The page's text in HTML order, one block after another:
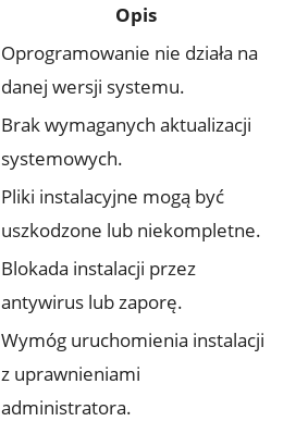
Opis
Oprogramowanie nie działa na
danej wersji systemu.
Brak wymaganych aktualizacji
systemowych.
Pliki instalacyjne mogą być
uszkodzone lub niekompletne.
Blokada instalacji przez
antywirus lub zaporę.
Wymóg uruchomienia instalacji
z uprawnieniami
administratora.